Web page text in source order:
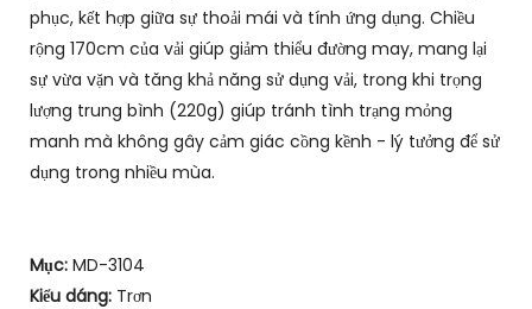
phục, kết hợp giữa sự thoải mái và tính ứng dụng. Chiều
rộng 170cm của vải giúp giảm thiểu đường may, mang lại
sự vừa vặn và tăng khả năng sử dụng vải, trong khi trọng
lượng trung bình (220g) giúp tránh tình trạng mỏng
manh mà không gây cảm giác cồng kềnh - lý tưởng để sử
dụng trong nhiều mùa.
Mục: MD-3104
Kiểu dáng: Trơn